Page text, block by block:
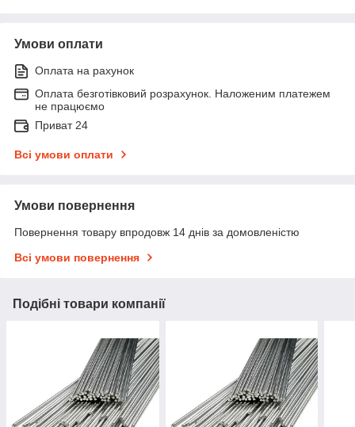
Умови оплати
Оплата на рахунок
Оплата безготівковий розрахунок. Наложеним платежем
не працюємо
Приват 24
Всі умови оплати
Умови повернення
Повернення товару впродовж 14 днів за домовленістю
Всі умови повернення
Подібні товари компанії